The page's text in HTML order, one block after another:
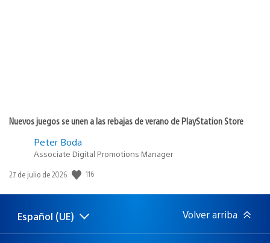
Nuevos juegos se unen a las rebajas de verano de PlayStation Store
Peter Boda
Associate Digital Promotions Manager
Fecha
publicación:
27 de julio de 2026 116
Selecciona
Región
Español (UE) Volver arriba